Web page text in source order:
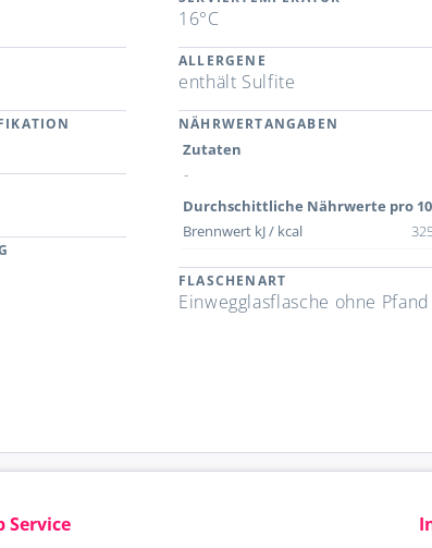
16°C
ALLERGENE
enthält Sulfite
NÄHRWERTANGABEN
Zutaten
-
Durchschittliche Nährwerte pro
Brennwert kJ / kcal
FLASCHENART
Einwegglasflasche ohne Pfand
Service